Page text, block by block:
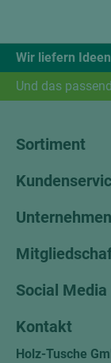
Wir liefern
Und das
Sortiment
Unternehmen
Social Media
Kontakt
Holz-Tusche